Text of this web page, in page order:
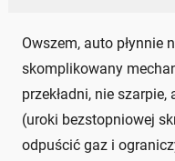
Owszem, auto płynnie
skomplikowany
przekładni, nie
(uroki bezstopniowej
odpuścić gaz i